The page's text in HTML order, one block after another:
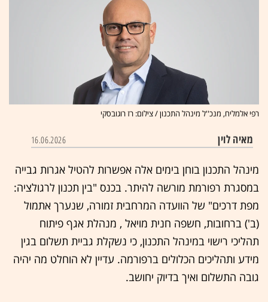
רפי אלמליח, מנכ''ל מינהל התכנון / צילום: רז רוגובסקי
מאיה לוין 16.06.2026
מינהל התכנון בוחן בימים אלה אפשרות להטיל אגרות גבייה
במסגרת רפורמת מורשה להיתר. בכנס "בין תכנון לרגולציה:
מפת דרכים" של הוועדה המרחבית זמורה, שנערך אתמול
(ב') ברחובות, חשפה חנית מויאל , מנהלת אגף פיתוח
תהליכי רישוי במינהל התכנון, כי נשקלת גביית תשלום בגין
מידע ותהליכים הכלולים ברפורמה. עדיין לא הוחלט מה יהיה
גובה התשלום ואיך בדיוק יחושב.